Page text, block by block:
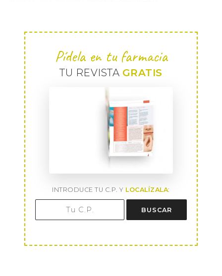
Pídela en tu farmacia
TU REVISTA GRATIS
INTRODUCE TU C.P. Y LOCALÍZALA:
BUSCAR